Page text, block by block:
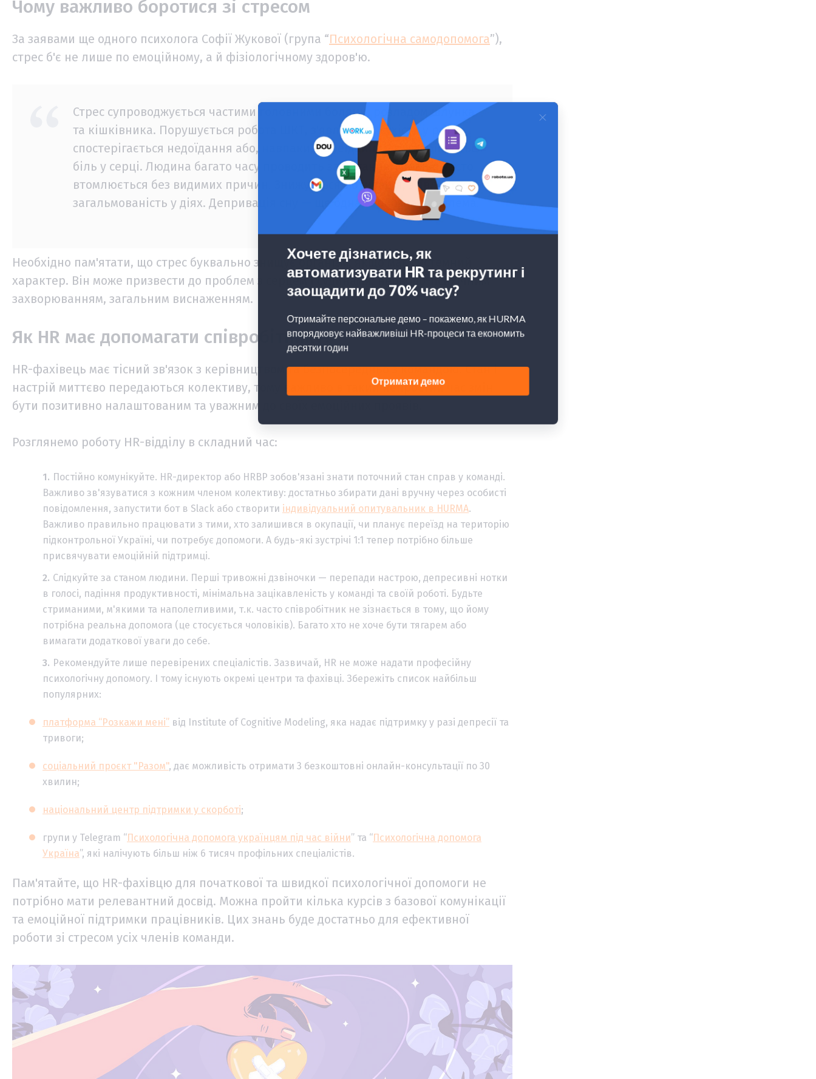
Чому важливо боротися зі стресом
За заявами ще одного психолога Софії Жукової (група “Психологічна самодопомога”),
стрес б'є не лише по емоційному, а й фізіологічному здоров'ю.
Стрес супроводжується частими головними болями, розладом шлунка
та кішківника. Порушується робота ШКТ, з'являється сухість у роті,
спостерігається недоїдання або, навпаки, переїдання, спостерігаються
біль у серці. Людина багато часу проводить за читанням новин, часто
втомлюється без видимих ​​причин. Знижується мотивація, з'являється
загальмованість у діях. Депривація сну — ще одна серйозна проблема.
Необхідно пам'ятати, що стрес буквально знищує організм, якщо має системний
характер. Він може призвести до проблем з серцем і судинами, нервово-психічним
захворюванням, загальним виснаженням.
Як HR має допомагати співробітнику?
HR-фахівець має тісний зв'язок з керівництвом та безпосередньо з командою. Стан і
настрій миттєво передаються колективу, тому важливо в такий непростий час змін
бути позитивно налаштованим та уважним до своїх емоційних проявів.
Розглянемо роботу HR-відділу в складний час:
Постійно комунікуйте. HR-директор або HRBP зобов'язані знати поточний стан справ у команді.
Важливо зв'язуватися з кожним членом колективу: достатньо збирати дані вручну через особисті
повідомлення, запустити бот в Slack або створити індивідуальний опитувальник в HURMA.
Важливо правильно працювати з тими, хто залишився в окупації, чи планує переїзд на територію
підконтрольної Україні, чи потребує допомоги. А будь-які зустрічі 1:1 тепер потрібно більше
присвячувати емоційній підтримці.
Слідкуйте за станом людини. Перші тривожні дзвіночки — перепади настрою, депресивні нотки
в голосі, падіння продуктивності, мінімальна зацікавленість у команді та своїй роботі. Будьте
стриманими, м'якими та наполегливими, т.к. часто співробітник не зізнається в тому, що йому
потрібна реальна допомога (це стосується чоловіків). Багато хто не хоче бути тягарем або
вимагати додаткової уваги до себе.
Рекомендуйте лише перевірених спеціалістів. Зазвичай, HR не може надати професійну
психологічну допомогу. І тому існують окремі центри та фахівці. Збережіть список найбільш
популярних:
платформа “Розкажи мені” від Institute of Cognitive Modeling, яка надає підтримку у разі депресії та
тривоги;
соціальний проєкт "Разом", дає можливість отримати 3 безкоштовні онлайн-консультації по 30
хвилин;
національний центр підтримки у скорботі;
групи у Telegram “Психологічна допомога українцям під час війни” та “Психологічна допомога
Україна”, які налічують більш ніж 6 тисяч профільних спеціалістів.
Пам'ятайте, що HR-фахівцю для початкової та швидкої психологічної допомоги не
потрібно мати релевантний досвід. Можна пройти кілька курсів з базової комунікації
та емоційної підтримки працівників. Цих знань буде достатньо для ефективної
роботи зі стресом усіх членів команди.